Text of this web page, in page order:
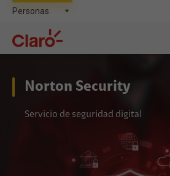
Norton Security
Servicio de seguridad digital